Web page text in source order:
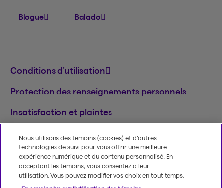
Blogue Balado
Conditions d’utilisation
Protection des renseignements personnels
Insatisfaction et plaintes
© 2020-2026, Beneva inc. MD Le nom et le logo
Beneva sont des marques de commerce de
Groupe Beneva inc. utilisées sous licence.
Nous utilisons des témoins (cookies) et d’autres
technologies de suivi pour vous offrir une meilleure
expérience numérique et du contenu personnalisé. En
acceptant les témoins, vous consentez à leur
utilisation. Vous pouvez modifier vos choix en tout temps.